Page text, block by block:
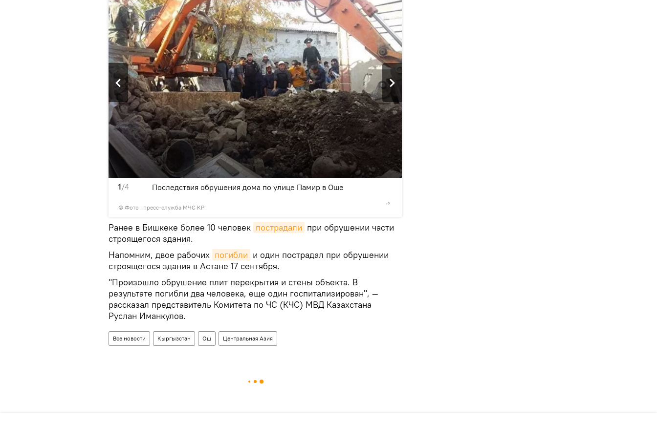
1/4
© Фото : пресс-служба МЧС КР
Последствия обрушения дома по улице Памир в Оше
Ранее в Бишкеке более 10 человек пострадали при обрушении части
строящегося здания.
Напомним, двое рабочих погибли и один пострадал при обрушении
строящегося здания в Астане 17 сентября.
"Произошло обрушение плит перекрытия и стены объекта. В
результате погибли два человека, еще один госпитализирован", —
рассказал представитель Комитета по ЧС (КЧС) МВД Казахстана
Руслан Иманкулов.
Все новости Кыргызстан Ош Центральная Азия